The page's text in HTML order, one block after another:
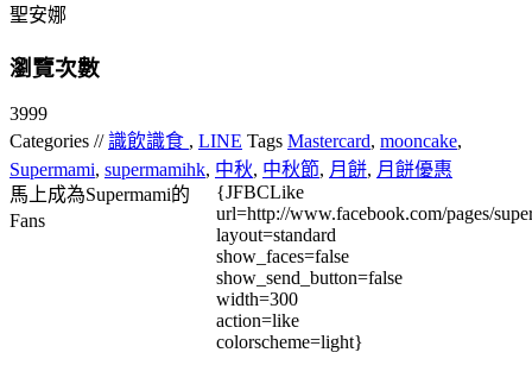
聖安娜
瀏覽次數
3999
Categories //識飲識食 , LINE Tags Mastercard, mooncake,
Supermami, supermamihk, 中秋, 中秋節, 月餅, 月餅優惠
馬上成為Supermami的
Fans
{JFBCLike
url=http://www.facebook.com/pages/
layout=standard
show_faces=false
show_send_button=false
width=300
action=like
colorscheme=light}